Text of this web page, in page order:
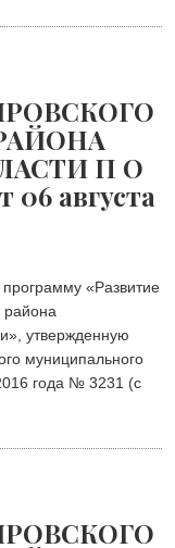
П О
августа
«Развитие
района
утвержденную
муниципального
года № 3231 (с